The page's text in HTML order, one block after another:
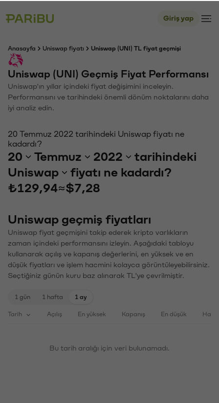
Giriş yap
Anasayfa Uniswap fiyatı Uniswap (UNI) TL fiyat geçmişi
Uniswap (UNI) Geçmiş Fiyat Performansı
Uniswap'ın yıllar içindeki fiyat değişimini inceleyin.
Performansını ve tarihindeki önemli dönüm noktalarını daha
iyi analiz edin.
20 Temmuz 2022 tarihindeki Uniswap fiyatı ne
kadardı?
20 Temmuz 2022
tarihindeki
Uniswap
fiyatı ne kadardı?
₺129,94≈$7,28
Uniswap geçmiş fiyatları
Uniswap fiyat geçmişini takip ederek kripto varlıkların
zaman içindeki performansını izleyin. Aşağıdaki tabloyu
kullanarak açılış ve kapanış değerlerini, en yüksek ve en
düşük fiyatları ve işlem hacmini kolayca görüntüleyebilirsiniz.
Seçtiğiniz günün kuru baz alınarak TL'ye çevrilmiştir.
1 gün 1 hafta 1 ay
Tarih Açılış En yüksek Kapanış En düşük
Bu tarih aralığı için veri bulunamadı.